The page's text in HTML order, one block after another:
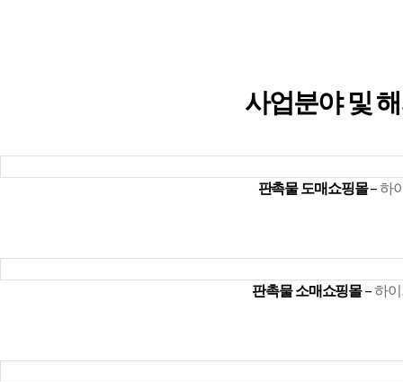
사업분야 및
판촉물 도매쇼핑몰–하
판촉물 소매쇼핑몰–하